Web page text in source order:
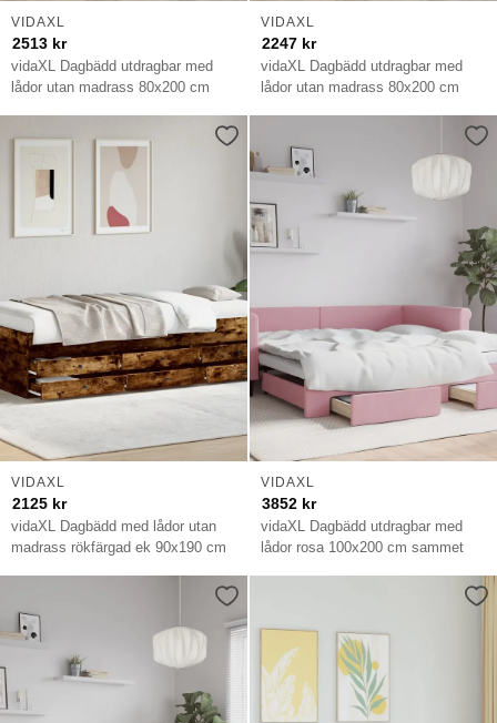
vidaXL Dagbädd utdragbar med
lådor utan madrass 80x200 cm
VIDAXL
2513 kr
vidaXL Dagbädd utdragbar med
lådor utan madrass 80x200 cm
VIDAXL
2247 kr
vidaXL Dagbädd med lådor utan
madrass rökfärgad ek 90x190 cm
VIDAXL
2125 kr
vidaXL Dagbädd utdragbar med
lådor rosa 100x200 cm sammet
VIDAXL
3852 kr